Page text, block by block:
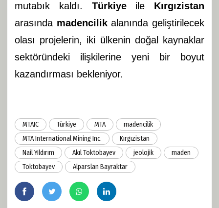
mutabık kaldı. Türkiyeile Kırgızistan
arasında madencilikalanında geliştirilecek
olası projelerin, iki ülkenin doğal kaynaklar
sektöründeki ilişkilerine yeni bir boyut
kazandırması bekleniyor.
MTAIC ​​​​​​​Türkiye MTA
madencilik
MTA International Mining Inc.
Kırgızistan
Nail Yıldırım
Akıl Toktobayev jeolojik
maden
Toktobayev
Alparslan Bayraktar